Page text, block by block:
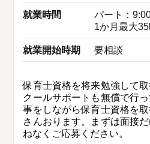
就業時間
パート：
1か月最大35
就業開始時期 要相談
保育士資格を将来勉強して
クールサポートも無償で行
事をしながら保育士資格を
さんおります。まずは面接
ねなくご応募ください。